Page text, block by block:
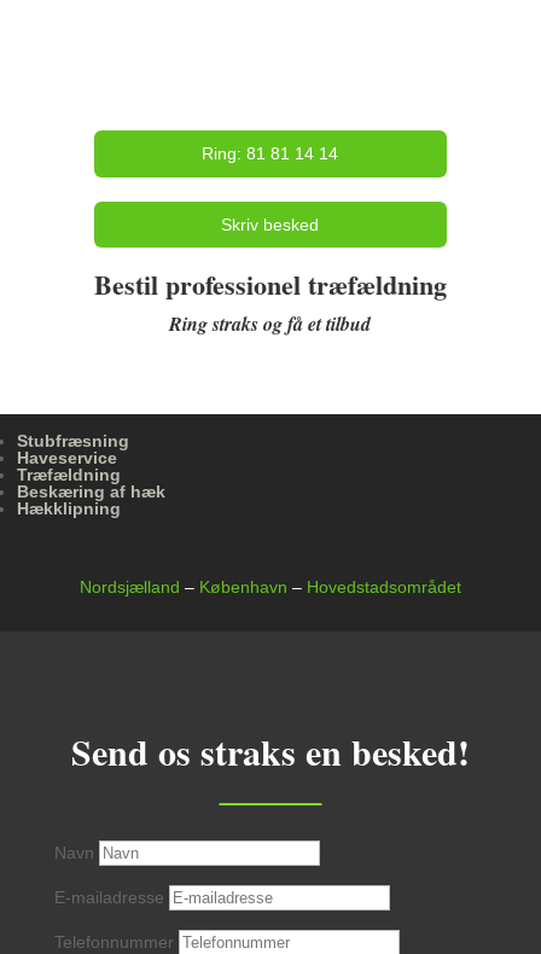
Ring: 81 81 14 14
Skriv besked
Bestil professionel træfældning
Ring straks og få et tilbud
Stubfræsning
Haveservice
Træfældning
Beskæring af hæk
Hækklipning
Nordsjælland – København – Hovedstadsområdet
Send os straks en besked!
Navn
E-mailadresse
Telefonnummer